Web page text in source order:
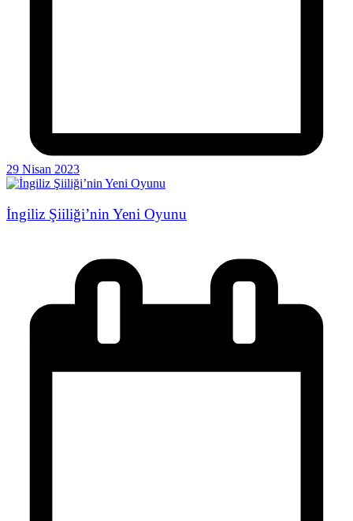
29 Nisan 2023
İngiliz Şiiliği’nin Yeni Oyunu